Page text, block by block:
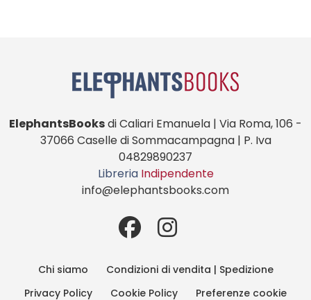
ElephantsBooksdi Caliari Emanuela | Via Roma, 106 -
37066 Caselle di Sommacampagna | P. Iva
04829890237
Libreria Indipendente
info@elephantsbooks.com
Chi siamo
Condizioni di vendita | Spedizione
Privacy Policy
Cookie Policy Preferenze cookie